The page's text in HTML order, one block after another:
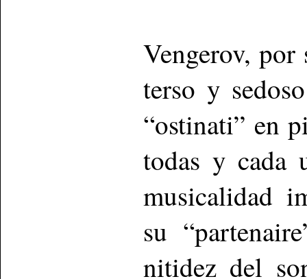
Vengerov,
terso y
“ostinati” en
todas y cada
musicalidad
su
nitidez del